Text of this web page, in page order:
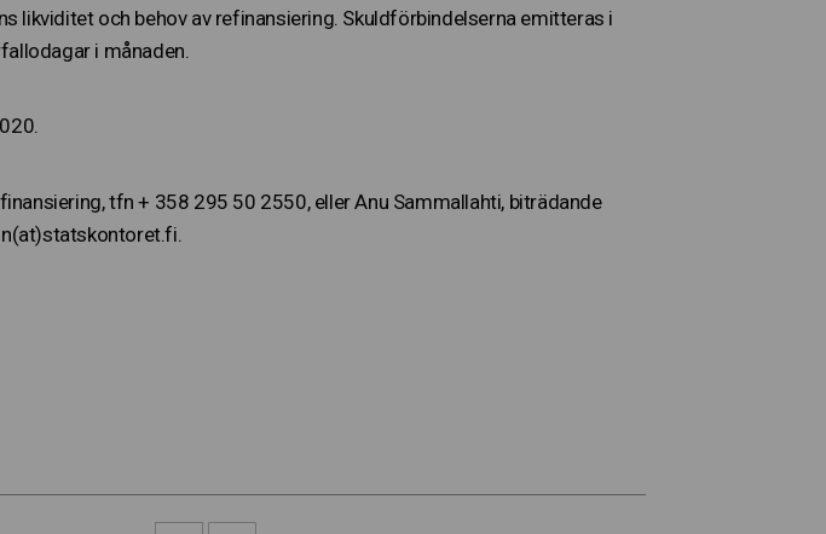
likviditet och behov av refinansiering. Skuldförbindelserna emitteras i
i månaden.
tfn + 358 295 50 2550, eller Anu Sammallahti, biträdande